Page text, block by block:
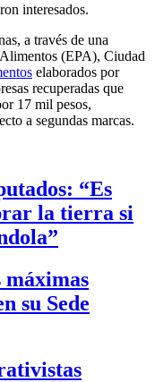
interesados.
a través de una
(EPA), Ciudad
elaborados por
recuperadas que
17 mil pesos,
a segundas marcas.
“Es
la tierra si
su Sede